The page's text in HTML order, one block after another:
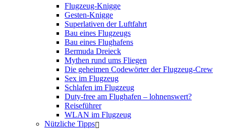
Flugzeug-Knigge
Gesten-Knigge
Superlativen der Luftfahrt
Bau eines Flugzeugs
Bau eines Flughafens
Bermuda Dreieck
Mythen rund ums Fliegen
Die geheimen Codewörter der Flugzeug-Crew
Sex im Flugzeug
Schlafen im Flugzeug
Duty-free am Flughafen – lohnenswert?
Reiseführer
WLAN im Flugzeug
Nützliche Tipps